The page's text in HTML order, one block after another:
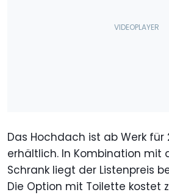
Das Hochdach ist ab Werk für
erhältlich. In Kombination mit
Schrank liegt der Listenpreis
Die Option mit Toilette kostet